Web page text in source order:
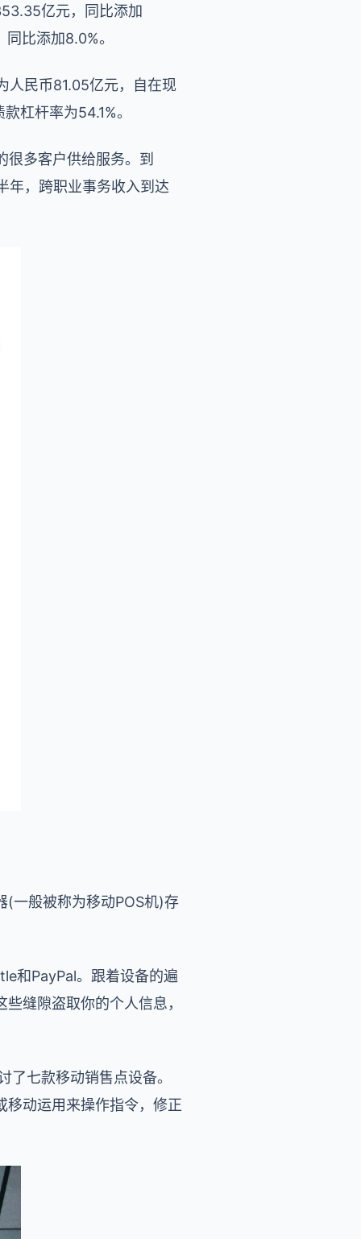
亿元，同比添加
比添加8.0%。
人民币81.05亿元，自在现
杠杆率为54.1%。
多客户供给服务。到
年，跨职业事务收入到达
(一般被称为移动POS机)存
和PayPal。跟着设备的遍
缝隙盗取你的个人信息，
七款移动销售点设备。
移动运用来操作指令，修正